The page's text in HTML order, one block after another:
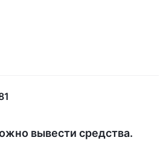
вывести средства.